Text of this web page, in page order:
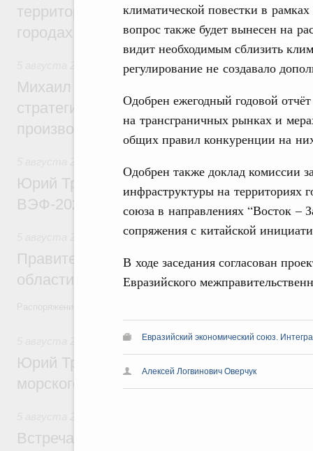
климатической повестки в
вопрос также будет вынесен на
видит необходимым сблизить
регулирование не создавало
Одобрен ежегодный годовой
на трансграничных рынках и
общих правил конкуренции на
Одобрен также доклад комиссии
инфраструктуры на территориях
союза в направлениях “Восток –
сопряжения с китайской
В ходе заседания согласован
Евразийского
Евразийский экономический союз.
Алексей Логвинович Оверчук
территорий в Донбассе и Новороссии
городах ДНР
Вопросы производительности труда и
Михаил Мишустин дал поручения по
стратегической сессии, посвящённой
производительности труда
Юрий Трутнев: Опубликована
ВЭФ-2026
Национальный проект «Экологическое
Правительство увеличило объём
области в рамках федерального
Арктическая деятельность
Юрий Трутнев: Дноуглубительный флот
морского пути будет создан
Встреча Михаила Мишустина с